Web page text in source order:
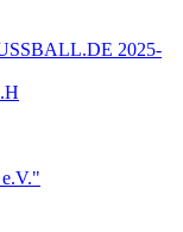
2025-